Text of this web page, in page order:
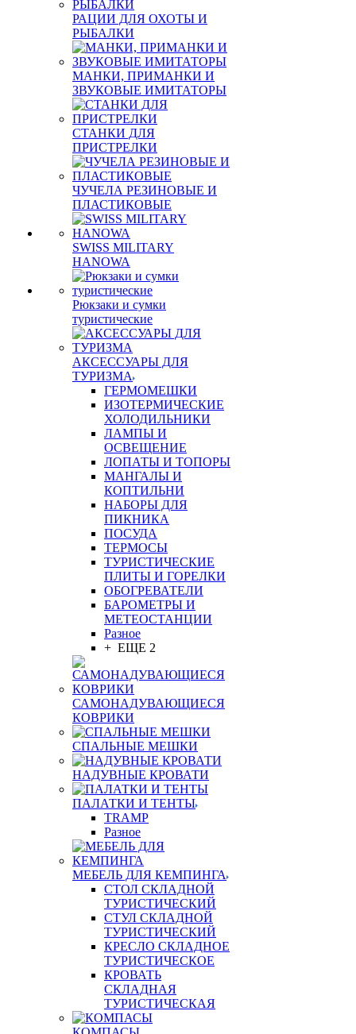
РАЦИИ ДЛЯ ОХОТЫ И
РЫБАЛКИ
МАНКИ, ПРИМАНКИ И
ЗВУКОВЫЕ ИМИТАТОРЫ
СТАНКИ ДЛЯ
ПРИСТРЕЛКИ
ЧУЧЕЛА РЕЗИНОВЫЕ И
ПЛАСТИКОВЫЕ
SWISS MILITARY
HANOWA
Рюкзаки и сумки
туристические
АКСЕССУАРЫ ДЛЯ
ТУРИЗМА
ГЕРМОМЕШКИ
ИЗОТЕРМИЧЕСКИЕ
ХОЛОДИЛЬНИКИ
ЛАМПЫ И
ОСВЕЩЕНИЕ
ЛОПАТЫ И ТОПОРЫ
МАНГАЛЫ И
КОПТИЛЬНИ
НАБОРЫ ДЛЯ
ПИКНИКА
ПОСУДА
ТЕРМОСЫ
ТУРИСТИЧЕСКИЕ
ПЛИТЫ И ГОРЕЛКИ
ОБОГРЕВАТЕЛИ
БАРОМЕТРЫ И
МЕТЕОСТАНЦИИ
Разное
+ ЕЩЕ 2
САМОНАДУВАЮЩИЕСЯ
КОВРИКИ
СПАЛЬНЫЕ МЕШКИ
НАДУВНЫЕ КРОВАТИ
ПАЛАТКИ И ТЕНТЫ
TRAMP
Разное
МЕБЕЛЬ ДЛЯ КЕМПИНГА
СТОЛ СКЛАДНОЙ
ТУРИСТИЧЕСКИЙ
СТУЛ СКЛАДНОЙ
ТУРИСТИЧЕСКИЙ
КРЕСЛО СКЛАДНОЕ
ТУРИСТИЧЕСКОЕ
КРОВАТЬ
СКЛАДНАЯ
ТУРИСТИЧЕСКАЯ